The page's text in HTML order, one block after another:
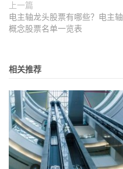
上一篇
电主轴龙头股票有哪些？电主轴
概念股票名单一览表
相关推荐